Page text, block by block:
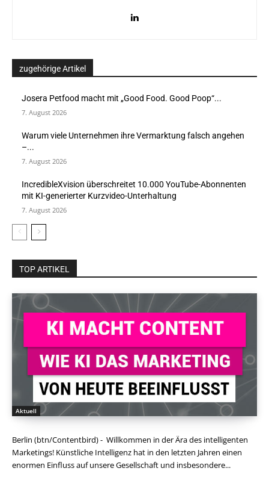
zugehörige Artikel
Josera Petfood macht mit „Good Food. Good Poop“...
7. August 2026
Warum viele Unternehmen ihre Vermarktung falsch angehen
–...
7. August 2026
IncredibleXvision überschreitet 10.000 YouTube-Abonnenten
mit KI-generierter Kurzvideo-Unterhaltung
7. August 2026
TOP ARTIKEL
Aktuell
Berlin (btn/Contentbird) - Willkommen in der Ära des intelligenten
Marketings! Künstliche Intelligenz hat in den letzten Jahren einen
enormen Einfluss auf unsere Gesellschaft und insbesondere...